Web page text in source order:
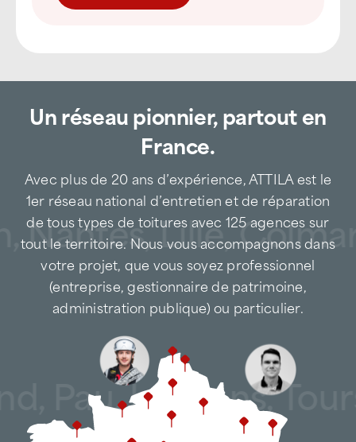
Un réseau pionnier, partout en
France.
Avec plus de 20 ans d’expérience, ATTILA est le
1er réseau national d’entretien et de réparation
de tous types de toitures avec 125 agences sur
tout le territoire. Nous vous accompagnons dans
votre projet, que vous soyez professionnel
(entreprise, gestionnaire de patrimoine,
administration publique) ou particulier.
Nantes, Lille,
Pau, Le Mans,